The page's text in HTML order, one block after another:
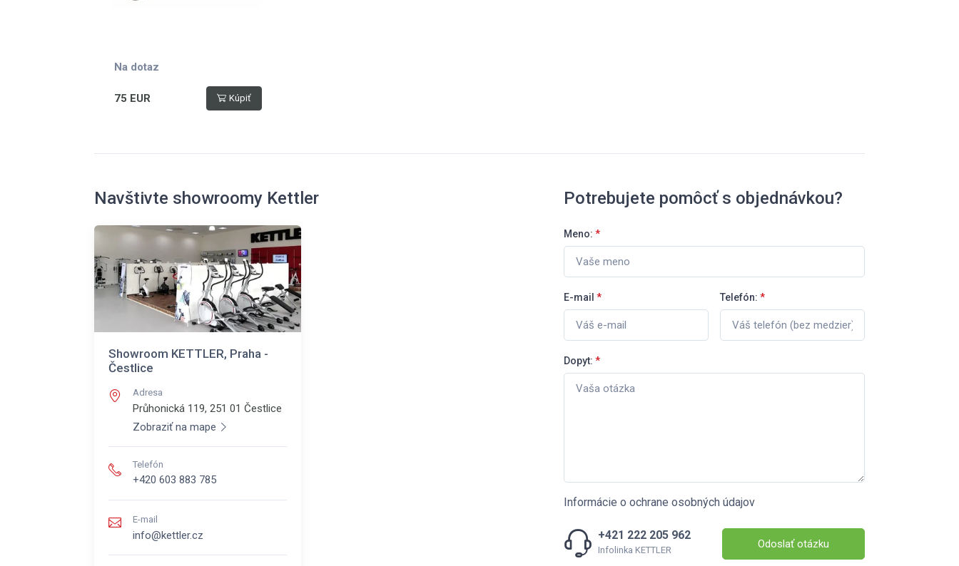
Na dotaz
75 EUR Kúpiť
Navštivte showroomy Kettler
Showroom KETTLER, Praha -
Čestlice
Adresa
Průhonická 119, 251 01 Čestlice
Zobraziť na mape
Telefón
+420 603 883 785
E-mail
info@kettler.cz
Potrebujete pomôcť s objednávkou?
Meno: *
E-mail * Telefón: *
Dopyt: *
Informácie o ochrane osobných údajov
+421 222 205 962
Infolinka KETTLER Odoslať otázku